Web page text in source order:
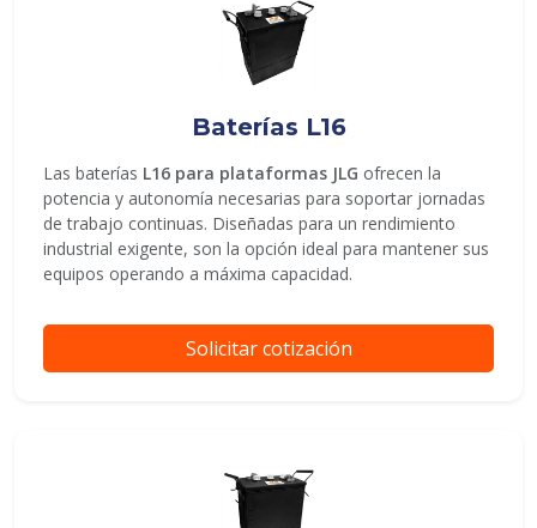
ENVIAR
Baterías L16
Las baterías L16 para plataformas JLG ofrecen la
potencia y autonomía necesarias para soportar jornadas
de trabajo continuas. Diseñadas para un rendimiento
industrial exigente, son la opción ideal para mantener sus
equipos operando a máxima capacidad.
Solicitar cotización